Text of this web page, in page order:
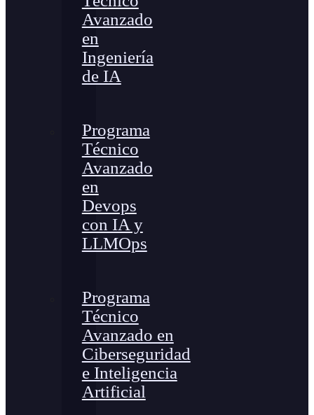
Avanzado
en
Ingeniería
de IA
Programa
Técnico
Avanzado
en
Devops
con IA y
LLMOps
Programa
Técnico
Avanzado en
Ciberseguridad
e Inteligencia
Artificial